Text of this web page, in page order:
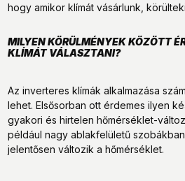
hogy amikor klímát vásárlunk,
MILYEN KÖRÜLMÉNYEK KÖZÖTT
KLÍMÁT VÁLASZTANI?
Az inverteres klímák alkalmazása
lehet. Elsősorban ott érdemes ilyen
gyakori és hirtelen hőmérséklet-
például nagy ablakfelületű
jelentősen változik a hőmérséklet.